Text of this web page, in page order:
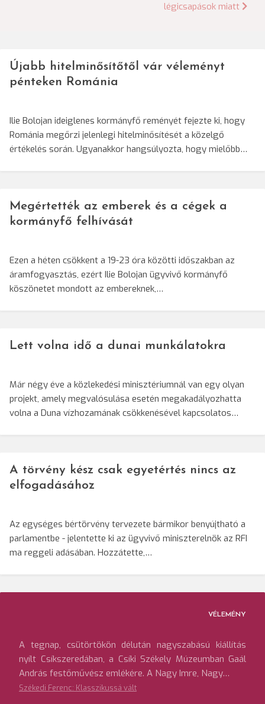
légicsapások miatt
Újabb hitelminősítőtől vár véleményt
pénteken Románia
Ilie Bolojan ideiglenes kormányfő reményét fejezte ki, hogy
Románia megőrzi jelenlegi hitelminősítését a közelgő
értékelés során. Ugyanakkor hangsúlyozta, hogy mielőbb…
Megértették az emberek és a cégek a
kormányfő felhívását
Ezen a héten csökkent a 19-23 óra közötti időszakban az
áramfogyasztás, ezért Ilie Bolojan ügyvivő kormányfő
köszönetet mondott az embereknek,…
Lett volna idő a dunai munkálatokra
Már négy éve a közlekedési minisztériumnál van egy olyan
projekt, amely megvalósulása esetén megakadályozhatta
volna a Duna vízhozamának csökkenésével kapcsolatos…
A törvény kész csak egyetértés nincs az
elfogadásához
Az egységes bértörvény tervezete bármikor benyújtható a
parlamentbe - jelentette ki az ügyvivő miniszterelnök az RFI
ma reggeli adásában. Hozzátette,…
VÉLEMÉNY
A tegnap, csütörtökön délután nagyszabású kiállítás
nyílt Csíkszeredában, a Csíki Székely Múzeumban Gaál
András festőművész emlékére. A Nagy Imre, Nagy…
Székedi Ferenc: Klasszikussá vált